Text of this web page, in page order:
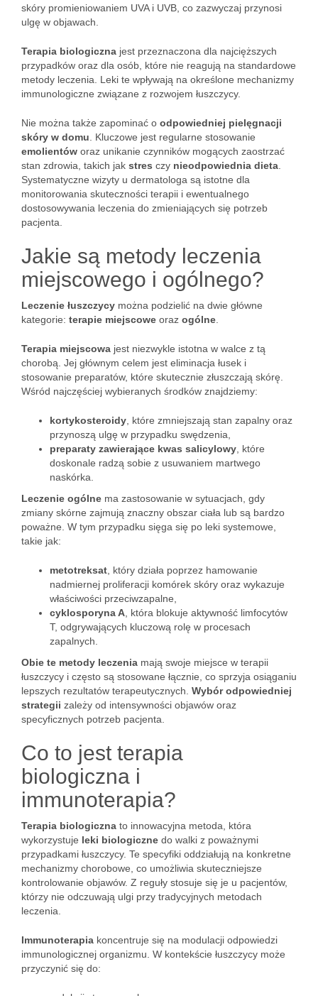
skóry promieniowaniem UVA i UVB, co zazwyczaj przynosi
ulgę w objawach.
Terapia biologiczna jest przeznaczona dla najcięższych
przypadków oraz dla osób, które nie reagują na standardowe
metody leczenia. Leki te wpływają na określone mechanizmy
immunologiczne związane z rozwojem łuszczycy.
Nie można także zapominać o odpowiedniej pielęgnacji
skóry w domu . Kluczowe jest regularne stosowanie
emolientów oraz unikanie czynników mogących zaostrzać
stan zdrowia, takich jak stres czy nieodpowiednia dieta
Systematyczne wizyty u dermatologa są istotne dla
monitorowania skuteczności terapii i ewentualnego
dostosowywania leczenia do zmieniających się potrzeb
pacjenta.
Jakie są metody leczenia
miejscowego i ogólnego?
Leczenie łuszczycy można podzielić na dwie główne
kategorie: terapie miejscowe oraz ogólne
Terapia miejscowa jest niezwykle istotna w walce z tą
chorobą. Jej głównym celem jest eliminacja łusek i
stosowanie preparatów, które skutecznie złuszczają skórę.
Wśród najczęściej wybieranych środków znajdziemy:
kortykosteroidy , które zmniejszają stan zapalny oraz
przynoszą ulgę w przypadku swędzenia,
preparaty zawierające kwas salicylowy , które
doskonale radzą sobie z usuwaniem martwego
naskórka.
Leczenie ogólne ma zastosowanie w sytuacjach, gdy
zmiany skórne zajmują znaczny obszar ciała lub są bardzo
poważne. W tym przypadku sięga się po leki systemowe,
takie jak:
metotreksat , który działa poprzez hamowanie
nadmiernej proliferacji komórek skóry oraz wykazuje
właściwości przeciwzapalne,
cyklosporyna A , która blokuje aktywność limfocytów
T, odgrywających kluczową rolę w procesach
zapalnych.
Obie te metody leczenia mają swoje miejsce w terapii
łuszczycy i często są stosowane łącznie, co sprzyja osiąganiu
lepszych rezultatów terapeutycznych. Wybór odpowiedniej
strategii zależy od intensywności objawów oraz
specyficznych potrzeb pacjenta.
Co to jest terapia
biologiczna i
immunoterapia?
Terapia biologiczna to innowacyjna metoda, która
wykorzystuje leki biologiczne do walki z poważnymi
przypadkami łuszczycy. Te specyfiki oddziałują na konkretne
mechanizmy chorobowe, co umożliwia skuteczniejsze
kontrolowanie objawów. Z reguły stosuje się je u pacjentów,
którzy nie odczuwają ulgi przy tradycyjnych metodach
leczenia.
Immunoterapia koncentruje się na modulacji odpowiedzi
immunologicznej organizmu. W kontekście łuszczycy może
przyczynić się do: